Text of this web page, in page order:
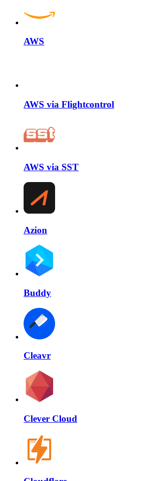
AWS
AWS via Flightcontrol
AWS via SST
Azion
Buddy
Cleavr
Clever Cloud